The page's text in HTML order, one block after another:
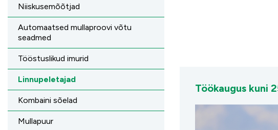
Töökaugus kuni
Niiskusemõõtjad
Automaatsed mullaproovi võtu
seadmed
Tööstuslikud imurid
Linnupeletajad
Kombaini sõelad
Mullapuur